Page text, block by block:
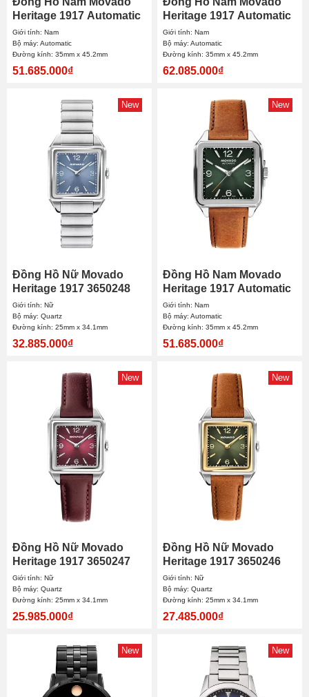
Heritage 1917 Automatic
3650254 35mmx45.2mm
Giới tính: Nam
Bộ máy: Automatic
Đường kính: 35mm x 45.2mm
51.685.000₫
Heritage 1917 Automatic
3650255 35mmx45.2mm
Giới tính: Nam
Bộ máy: Automatic
Đường kính: 35mm x 45.2mm
62.085.000₫
New
Đồng Hồ Nữ Movado
Heritage 1917 3650248
25mmx34.1mm
Giới tính: Nữ
Bộ máy: Quartz
Đường kính: 25mm x 34.1mm
32.885.000₫
New
Đồng Hồ Nam Movado
Heritage 1917 Automatic
3650253 35mmx45.2mm
Giới tính: Nam
Bộ máy: Automatic
Đường kính: 35mm x 45.2mm
51.685.000₫
New
Đồng Hồ Nữ Movado
Heritage 1917 3650247
25mmx34.1mm
Giới tính: Nữ
Bộ máy: Quartz
Đường kính: 25mm x 34.1mm
25.985.000₫
New
Đồng Hồ Nữ Movado
Heritage 1917 3650246
25mmx34.1mm
Giới tính: Nữ
Bộ máy: Quartz
Đường kính: 25mm x 34.1mm
27.485.000₫
New New